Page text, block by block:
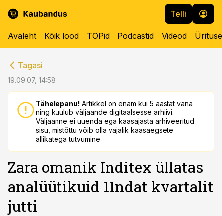
Telli
Avaleht Kõik lood TOPid Podcastid Videod
Tagasi
19.09.07, 14:58
Tähelepanu! Artikkel on enam kui 5 aastat vana
ning kuulub väljaande digitaalsesse arhiivi.
Väljaanne ei uuenda ega kaasajasta arhiveeritud
sisu, mistõttu võib olla vajalik kaasaegsete
allikatega tutvumine
Zara omanik Inditex üllatas
analüütikuid 11ndat kvartalit
jutti